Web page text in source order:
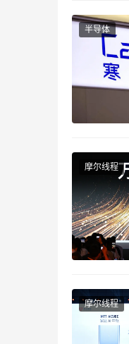
半导体
摩尔线程
摩尔线程